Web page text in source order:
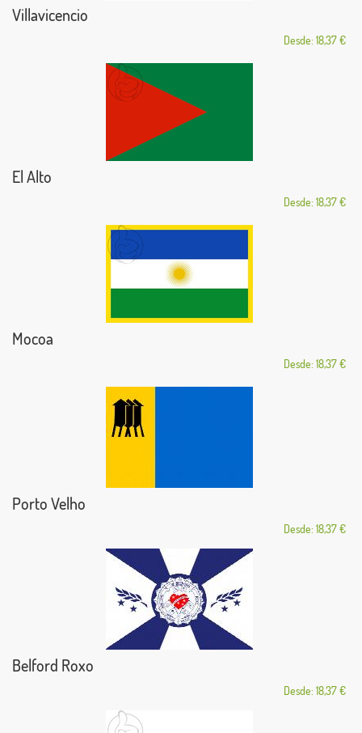
Villavicencio
Desde: 18,37 €
El Alto
Desde: 18,37 €
Mocoa
Desde: 18,37 €
Porto Velho
Desde: 18,37 €
Belford Roxo
Desde: 18,37 €